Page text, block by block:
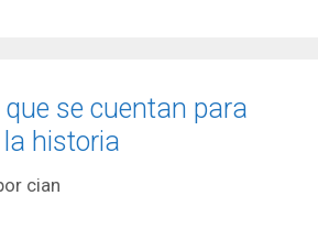
se cuentan para
historia
cian